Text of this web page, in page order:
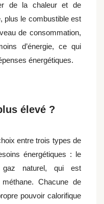
de la chaleur et de
plus le combustible est
de consommation,
d’énergie, ce qui
énergétiques.
élevé ?
entre trois types de
énergétiques : le
naturel, qui est
Chacune de
pouvoir calorifique